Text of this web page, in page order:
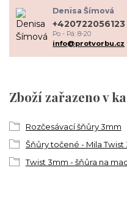
Zboží zařazeno v
Rozčesávací šňůry 3mm
Šňůry točené - Mila Twist
Twist 3mm - šňůra na
Denisa Šímová
+420722056123
Po - Pá: 8-20
info@protvorbu.cz